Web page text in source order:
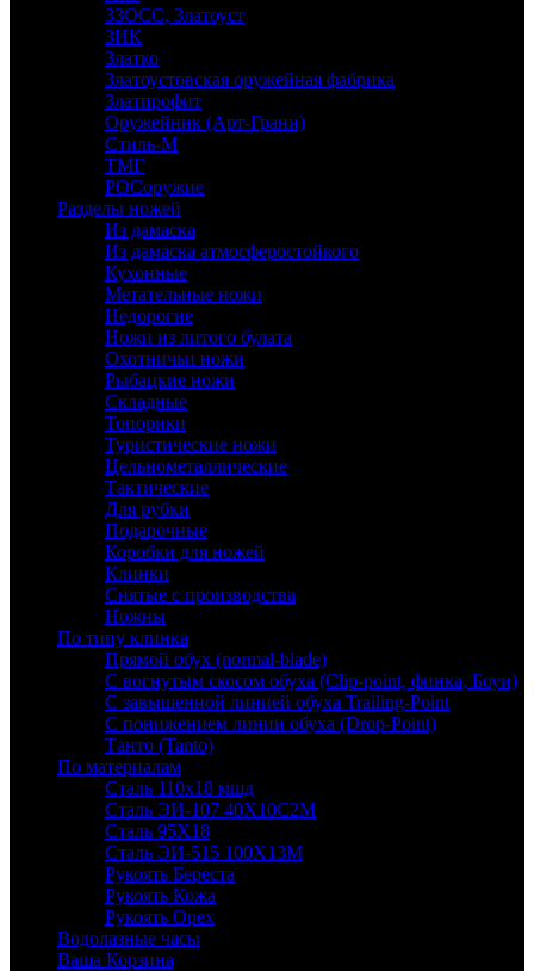
ЗЗОСС, Златоуст
ЗИК
Златко
Златоустовская оружейная фабрика
Златпрофит
Оружейник (Арт-Грани)
Стиль-М
ТМГ
РОСоружие
Разделы ножей
Из дамаска
Из дамаска атмосферостойкого
Кухонные
Метательные ножи
Недорогие
Ножи из литого булата
Охотничьи ножи
Рыбацкие ножи
Складные
Топорики
Туристические ножи
Цельнометаллические
Тактические
Для рубки
Подарочные
Коробки для ножей
Клинки
Снятые с производства
Ножны
По типу клинка
Прямой обух (normal-blade)
С вогнутым скосом обуха (Clip-point, финка, Боуи)
С завышенной линией обуха Trailing-Point
С понижением линии обуха (Drop-Point)
Танто (Tanto)
По материалам
Сталь 110х18 мшд
Сталь ЭИ-107 40Х10С2М
Сталь 95Х18
Сталь ЭИ-515 100Х13М
Рукоять Береста
Рукоять Кожа
Рукоять Орех
Водолазные часы
Ваша Корзина